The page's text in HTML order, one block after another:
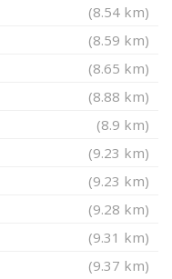
(8.54 km)
(8.59 km)
(8.65 km)
(8.88 km)
(8.9 km)
(9.23 km)
(9.23 km)
(9.28 km)
(9.31 km)
(9.37 km)